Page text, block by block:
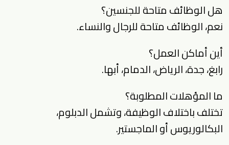
هل الوظائف متاحة للجنسين؟
نعم، الوظائف متاحة للرجال والنساء.
أين أماكن العمل؟
رابغ، جدة، الرياض، الدمام، أبها.
ما المؤهلات المطلوبة؟
تختلف باختلاف الوظيفة، وتشمل الدبلوم،
البكالوريوس أو الماجستير.